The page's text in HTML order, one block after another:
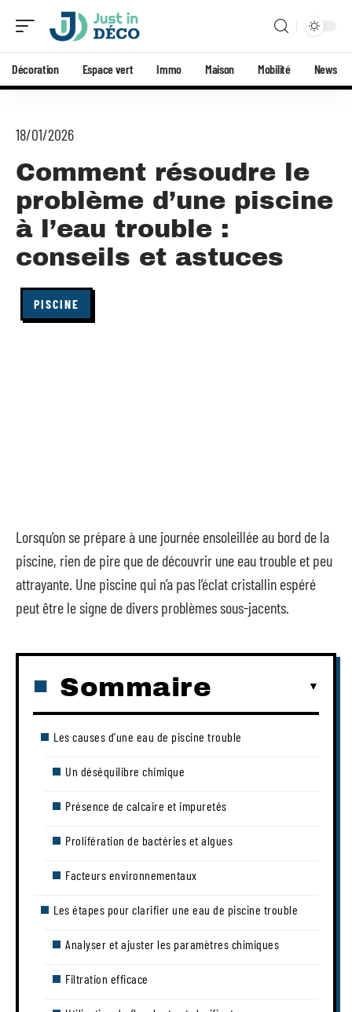
Décoration Espace vert Immo Maison Mobilité News
18/01/2026
Comment résoudre le
problème d’une piscine
à l’eau trouble :
conseils et astuces
PISCINE
Lorsqu’on se prépare à une journée ensoleillée au bord de la
piscine, rien de pire que de découvrir une eau trouble et peu
attrayante. Une piscine qui n’a pas l’éclat cristallin espéré
peut être le signe de divers problèmes sous-jacents.
Sommaire
Les causes d’une eau de piscine trouble
Un déséquilibre chimique
Présence de calcaire et impuretés
Prolifération de bactéries et algues
Facteurs environnementaux
Les étapes pour clarifier une eau de piscine trouble
Analyser et ajuster les paramètres chimiques
Filtration efficace